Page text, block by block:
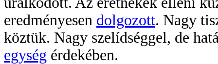
eredményesen dolgozott. Nagy
köztük. Nagy szelídséggel, de
egység érdekében.